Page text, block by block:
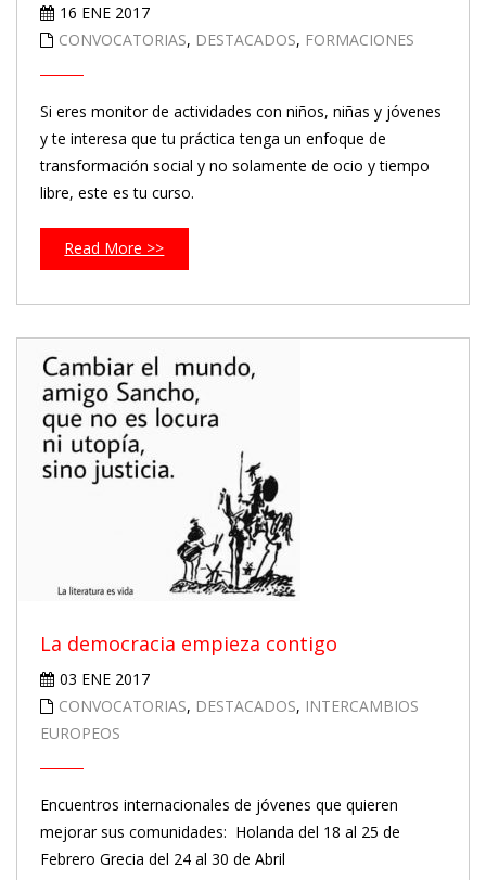
16 ENE 2017
CONVOCATORIAS, DESTACADOS, FORMACIONES
Si eres monitor de actividades con niños, niñas y jóvenes
y te interesa que tu práctica tenga un enfoque de
transformación social y no solamente de ocio y tiempo
libre, este es tu curso.
Read More >>
La democracia empieza contigo
03 ENE 2017
CONVOCATORIAS, DESTACADOS, INTERCAMBIOS
EUROPEOS
Encuentros internacionales de jóvenes que quieren
mejorar sus comunidades: Holanda del 18 al 25 de
Febrero Grecia del 24 al 30 de Abril